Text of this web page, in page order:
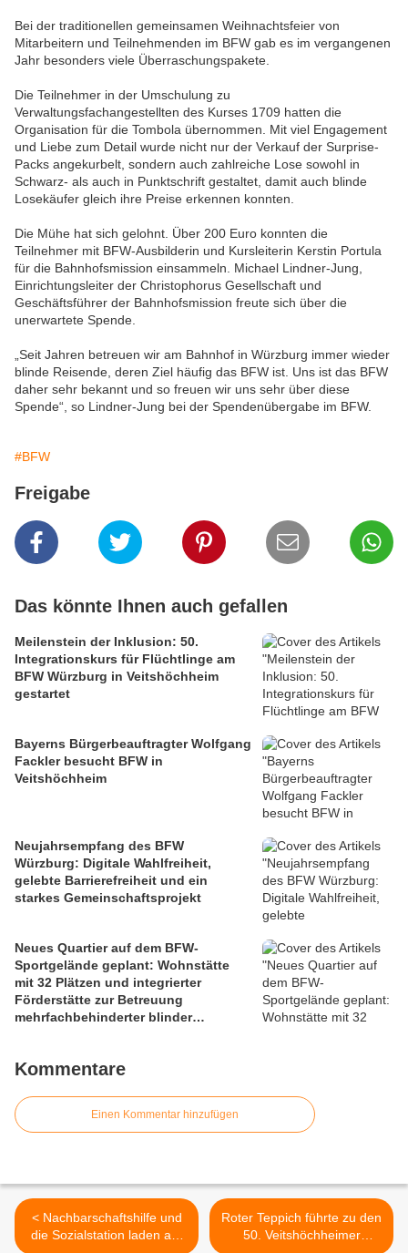
Bei der traditionellen gemeinsamen Weihnachtsfeier von
Mitarbeitern und Teilnehmenden im BFW gab es im vergangenen
Jahr besonders viele Überraschungspakete.
Die Teilnehmer in der Umschulung zu
Verwaltungsfachangestellten des Kurses 1709 hatten die
Organisation für die Tombola übernommen. Mit viel Engagement
und Liebe zum Detail wurde nicht nur der Verkauf der Surprise-
Packs angekurbelt, sondern auch zahlreiche Lose sowohl in
Schwarz- als auch in Punktschrift gestaltet, damit auch blinde
Losekäufer gleich ihre Preise erkennen konnten.
Die Mühe hat sich gelohnt. Über 200 Euro konnten die
Teilnehmer mit BFW-Ausbilderin und Kursleiterin Kerstin Portula
für die Bahnhofsmission einsammeln. Michael Lindner-Jung,
Einrichtungsleiter der Christophorus Gesellschaft und
Geschäftsführer der Bahnhofsmission freute sich über die
unerwartete Spende.
„Seit Jahren betreuen wir am Bahnhof in Würzburg immer wieder
blinde Reisende, deren Ziel häufig das BFW ist. Uns ist das BFW
daher sehr bekannt und so freuen wir uns sehr über diese
Spende“, so Lindner-Jung bei der Spendenübergabe im BFW.
#BFW
Freigabe
Das könnte Ihnen auch gefallen
Meilenstein der Inklusion: 50.
Integrationskurs für Flüchtlinge am
BFW Würzburg in Veitshöchheim
gestartet
Bayerns Bürgerbeauftragter Wolfgang
Fackler besucht BFW in
Veitshöchheim
Neujahrsempfang des BFW
Würzburg: Digitale Wahlfreiheit,
gelebte Barrierefreiheit und ein
starkes Gemeinschaftsprojekt
Neues Quartier auf dem BFW-
Sportgelände geplant: Wohnstätte
mit 32 Plätzen und integrierter
Förderstätte zur Betreuung
mehrfachbehinderter blinder
Leuchtturmprojekt
Kommentare
Einen Kommentar hinzufügen
< Nachbarschaftshilfe und
die Sozialstation laden am
Roter Teppich führte zu den
50. Veitshöchheimer